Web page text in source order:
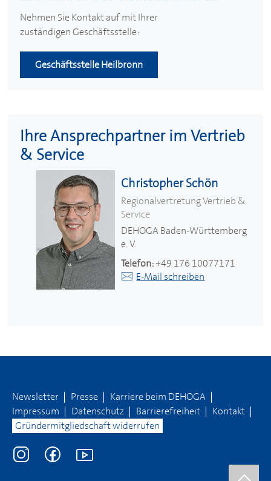
Nehmen Sie Kontakt auf mit Ihrer
zuständigen Geschäftsstelle:
Geschäftsstelle Heilbronn
Ihre Ansprechpartner im Vertrieb
& Service
Christopher Schön
Regionalvertretung Vertrieb &
Service
DEHOGABaden-Württemberg
e. V.
Telefon:+49 176 10077171
E-Mail schreiben
Newsletter Presse Karriere beim DEHOGA
Impressum
Datenschutz Barrierefreiheit
Kontakt
Gründermitgliedschaft widerrufen